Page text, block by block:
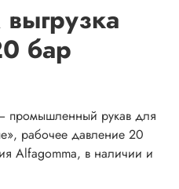
бар
промышленный рукав для
рабочее давление 20
Alfagomma, в наличии и